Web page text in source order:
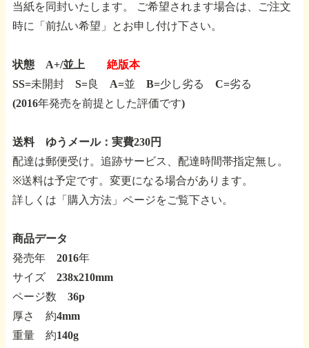
当紙を同封いたします。
ご希望されます場合は、ご注文
時に「前払い希望」とお申し付け下さい。
状態 A+/並上
絶版本
SS=未開封 S=良 A=並 B=少し劣る C=劣る
(2016年発売を前提とした評価です)
送料 ゆうメール：実費230円
配達は郵便受け。追跡サービス、配達時間帯指定無し。
※送料は予定です。変更になる場合があります。
詳しくは「購入方法」ページをご覧下さい。
商品データ
発売年 2016年
サイズ 238x210mm
ページ数 36p
厚さ 約4mm
重量 約140g